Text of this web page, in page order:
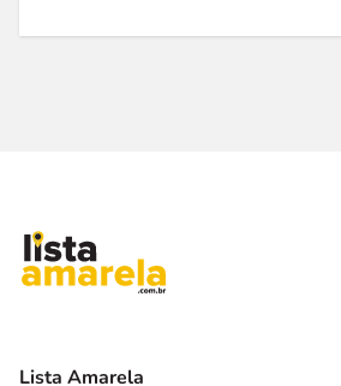
Lista Amarela